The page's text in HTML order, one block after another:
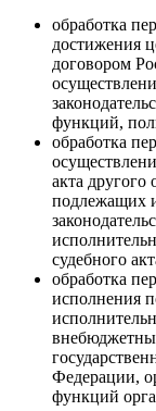
обработка
достижения
договором
функций,
обработка
акта другого
подлежащих
судебного
обработка
исполнения
Федерации,
функций